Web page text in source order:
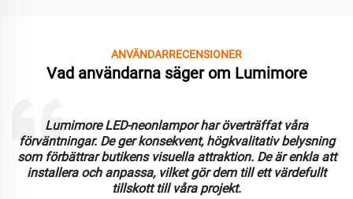
ANVÄNDARRECENSIONER
Vad användarna säger om Lumimore
Lumimore LED-neonlampor har överträffat våra
förväntningar. De ger konsekvent, högkvalitativ belysning
som förbättrar butikens visuella attraktion. De är enkla att
installera och anpassa, vilket gör dem till ett värdefullt
tillskott till våra projekt.